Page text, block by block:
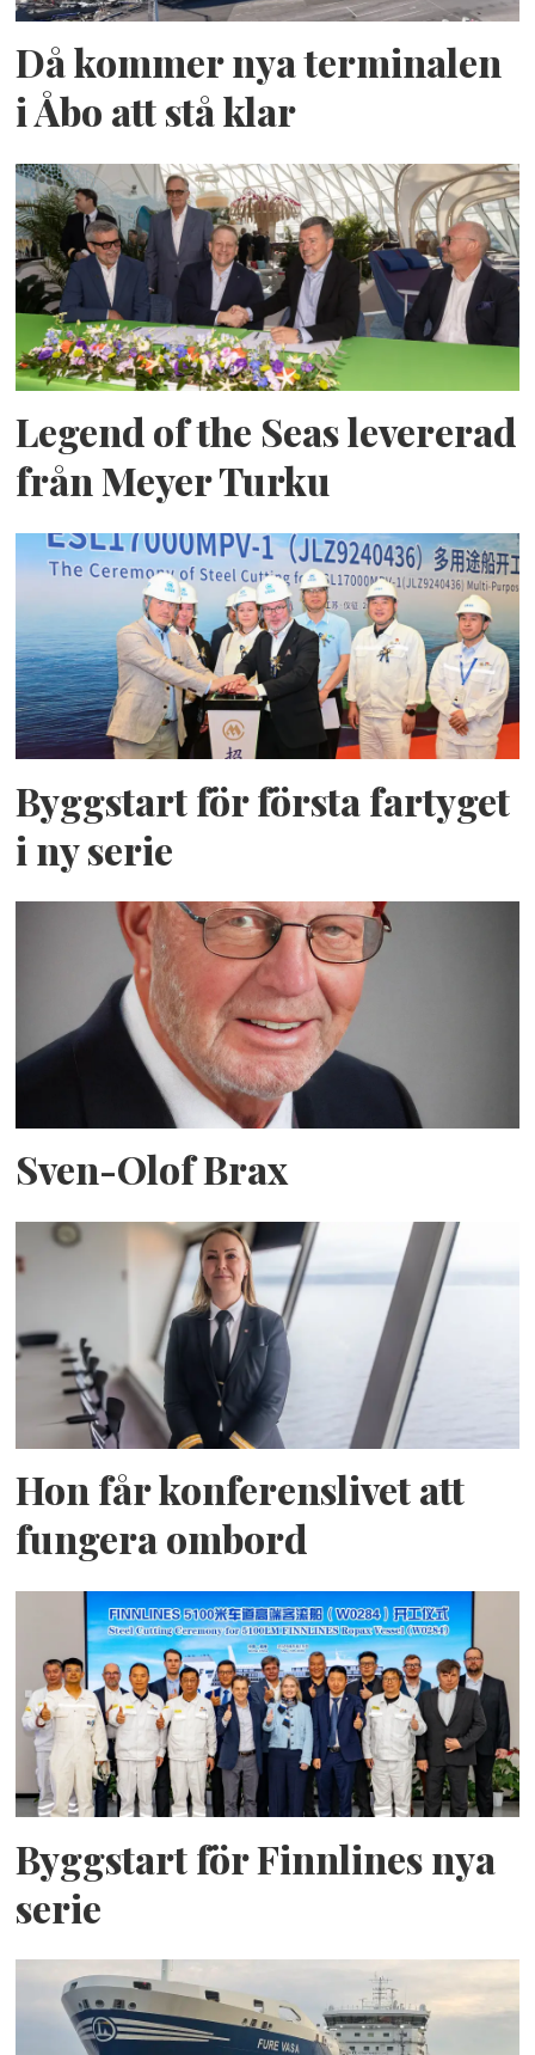
Då kommer nya terminalen
i Åbo att stå klar
Legend of the Seas levererad
från Meyer Turku
Byggstart för första fartyget
i ny serie
Sven-Olof Brax
Hon får konferenslivet att
fungera ombord
Byggstart för Finnlines nya
serie